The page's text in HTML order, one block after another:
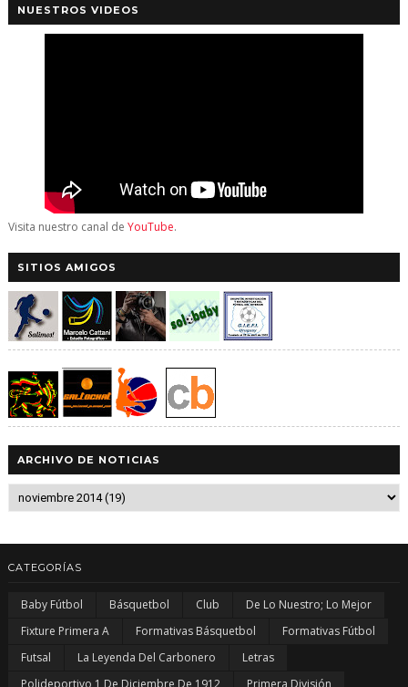
NUESTROS VIDEOS
Visita nuestro canal de YouTube.
SITIOS AMIGOS
ARCHIVO DE NOTICIAS
CATEGORÍAS
Baby Fútbol Básquetbol Club
De Lo Nuestro; Lo Mejor
Fixture Primera A
Formativas Básquetbol
Formativas Fútbol
Futsal
La Leyenda Del Carbonero
Letras